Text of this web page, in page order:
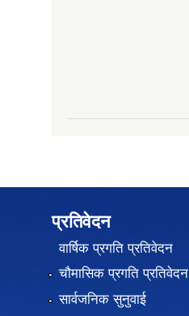
प्रतिवेदन
वार्षिक प्रगति प्रतिवेदन
चौमासिक प्रगति प्रतिवेदन
सार्वजनिक सुनुवाई